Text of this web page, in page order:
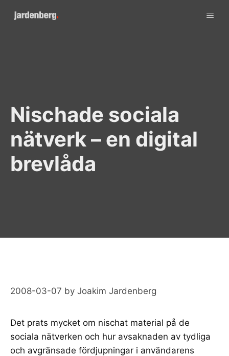
Nischade sociala
nätverk – en digital
brevlåda
2008-03-07 by Joakim Jardenberg
Det prats mycket om nischat material på de
sociala nätverken och hur avsaknaden av tydliga
och avgränsade fördjupningar i användarens